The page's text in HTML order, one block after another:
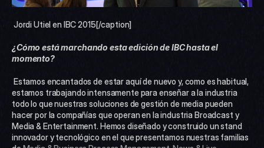
Jordi Utiel en IBC 2015[/caption]
¿Cómo está marchando esta edición de IBC hasta el
momento?
estamos trabajando intensamente para enseñar a la industria
todo lo que nuestras soluciones de gestión de media pueden
hacer por la compañías que operan en la industria Broadcast y
Media & Entertainment. Hemos diseñado y construido un stand
innovador y tecnológico en el que presentamos nuestras familias